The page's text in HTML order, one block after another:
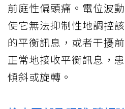
前庭性偏頭痛。電位波
使它無法抑制性地調控
的平衡訊息，或者干擾
正常地接收平衡訊息，
傾斜或旋轉。